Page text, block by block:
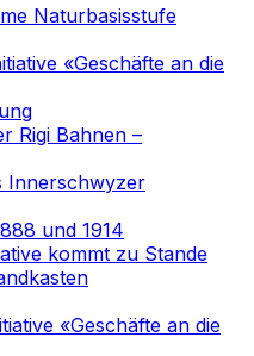
Naturbasisstufe
«Geschäfte an die
Rigi Bahnen –
Innerschwyzer
und 1914
kommt zu Stande
«Geschäfte an die